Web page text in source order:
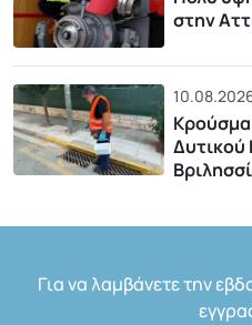
στην
Κρούσμα
Δυτικού
Για να λαμβάνετε την